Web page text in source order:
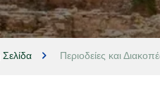
Περιοδείες και